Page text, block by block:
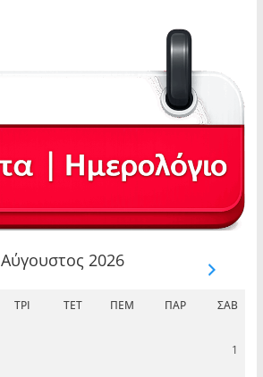
Αύγουστος 2026
ΤΡΊ ΤΕΤ ΠΈΜ ΠΑΡ ΣΆΒ
1